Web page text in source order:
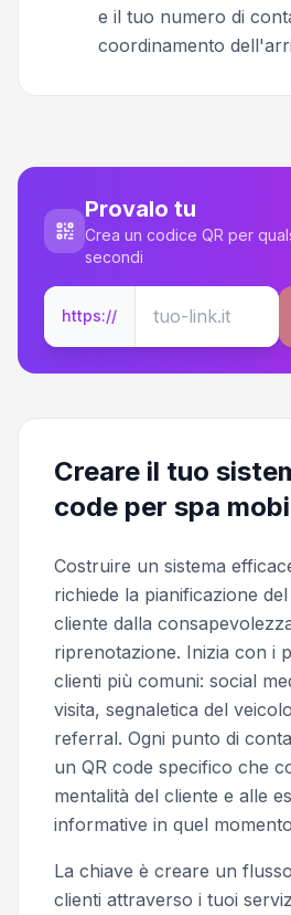
e il tuo numero di
coordinamento
Provalo tu
Crea un codice QR per
secondi
https://
Creare il tuo
code per spa
Costruire un sistema
richiede la pianificazione
cliente dalla
riprenotazione. Inizia con i
clienti più comuni: social
visita, segnaletica del
referral. Ogni punto di
un QR code specifico che
mentalità del cliente e alle
informative in quel
La chiave è creare un
clienti attraverso i tuoi